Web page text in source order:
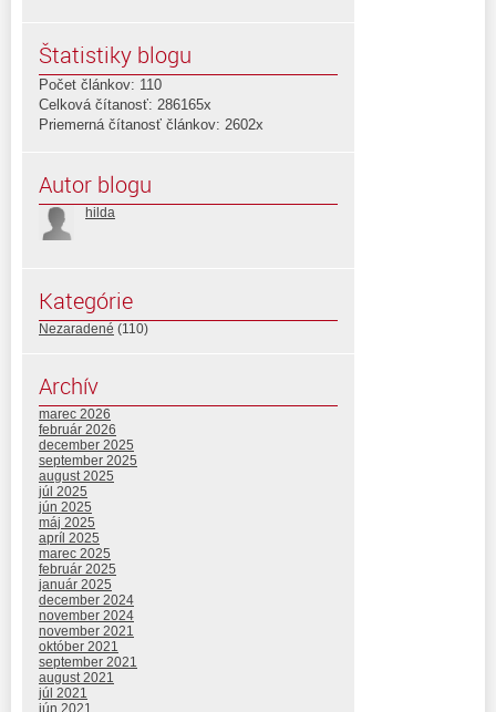
Štatistiky blogu
Počet článkov: 110
Celková čítanosť: 286165x
Priemerná čítanosť článkov: 2602x
Autor blogu
hilda
Kategórie
Nezaradené (110)
Archív
marec 2026
február 2026
december 2025
september 2025
august 2025
júl 2025
jún 2025
máj 2025
apríl 2025
marec 2025
február 2025
január 2025
december 2024
november 2024
november 2021
október 2021
september 2021
august 2021
júl 2021
jún 2021